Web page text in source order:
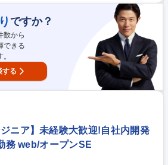
計、実装 ・サポート窓口からの技術的な問い
ンコールローテーションへの参加(任意) 募集
サイボウズ Office）/リモートワーク可能
ですか？
数から
できる
する
ジニア】未経験大歓迎!自社内開発
務 web/オープンSE